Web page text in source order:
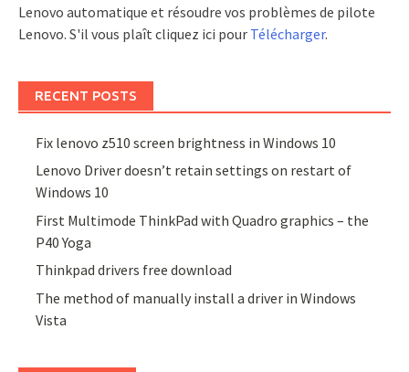
Lenovo automatique et résoudre vos problèmes de pilote
Lenovo. S'il vous plaît cliquez ici pour Télécharger.
RECENT POSTS
Fix lenovo z510 screen brightness in Windows 10
Lenovo Driver doesn’t retain settings on restart of
Windows 10
First Multimode ThinkPad with Quadro graphics – the
P40 Yoga
Thinkpad drivers free download
The method of manually install a driver in Windows
Vista